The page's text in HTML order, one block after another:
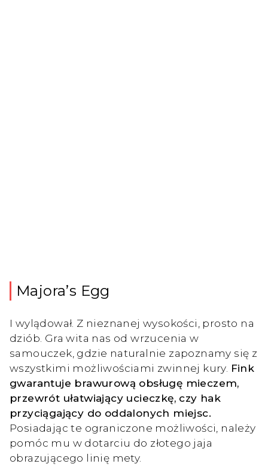
Majora’s Egg
I wylądował. Z nieznanej wysokości, prosto na
dziób. Gra wita nas od wrzucenia w
samouczek, gdzie naturalnie zapoznamy się z
wszystkimi możliwościami zwinnej kury. Fink
gwarantuje brawurową obsługę mieczem,
przewrót ułatwiający ucieczkę, czy hak
przyciągający do oddalonych miejsc.
Posiadając te ograniczone możliwości, należy
pomóc mu w dotarciu do złotego jaja
obrazującego linię mety.